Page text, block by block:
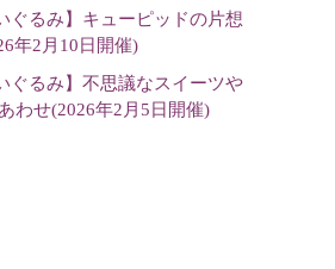
ぐるみ】キューピッドの片想
年2月10日開催)
ぐるみ】不思議なスイーツや
わせ(2026年2月5日開催)